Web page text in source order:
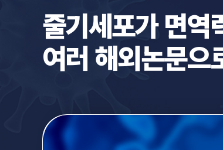
줄기세포가 면역
여러 해외논문으